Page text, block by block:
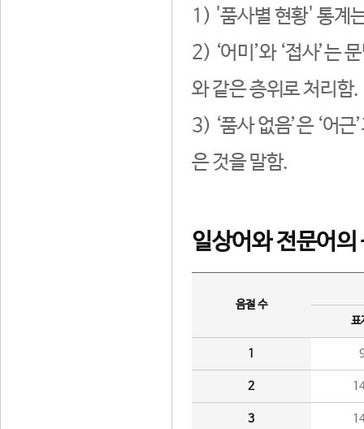
1) '품사별 현황' 통계
2) ‘어미’와 ‘접사’는
와 같은 층위로 처리함.
3) ‘품사 없음’은 ‘어
은 것을 말함.
일상어와 전문어의
음절 수
표
1
2
3